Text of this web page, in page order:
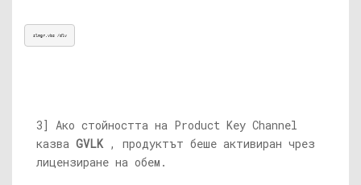
slmgr.vbs /dlv
3] Ако стойността на Product Key Channel
казва GVLK, продуктът беше активиран чрез
лицензиране на обем.